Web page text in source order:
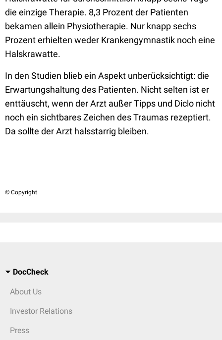
die einzige Therapie. 8,3 Prozent der Patienten
bekamen allein Physiotherapie. Nur knapp sechs
Prozent erhielten weder Krankengymnastik noch eine
Halskrawatte.
In den Studien blieb ein Aspekt unberücksichtigt: die
Erwartungshaltung des Patienten. Nicht selten ist er
enttäuscht, wenn der Arzt außer Tipps und Diclo nicht
noch ein sichtbares Zeichen des Traumas rezeptiert.
Da sollte der Arzt halsstarrig bleiben.
© Copyright
DocCheck
About Us
Investor Relations
Press